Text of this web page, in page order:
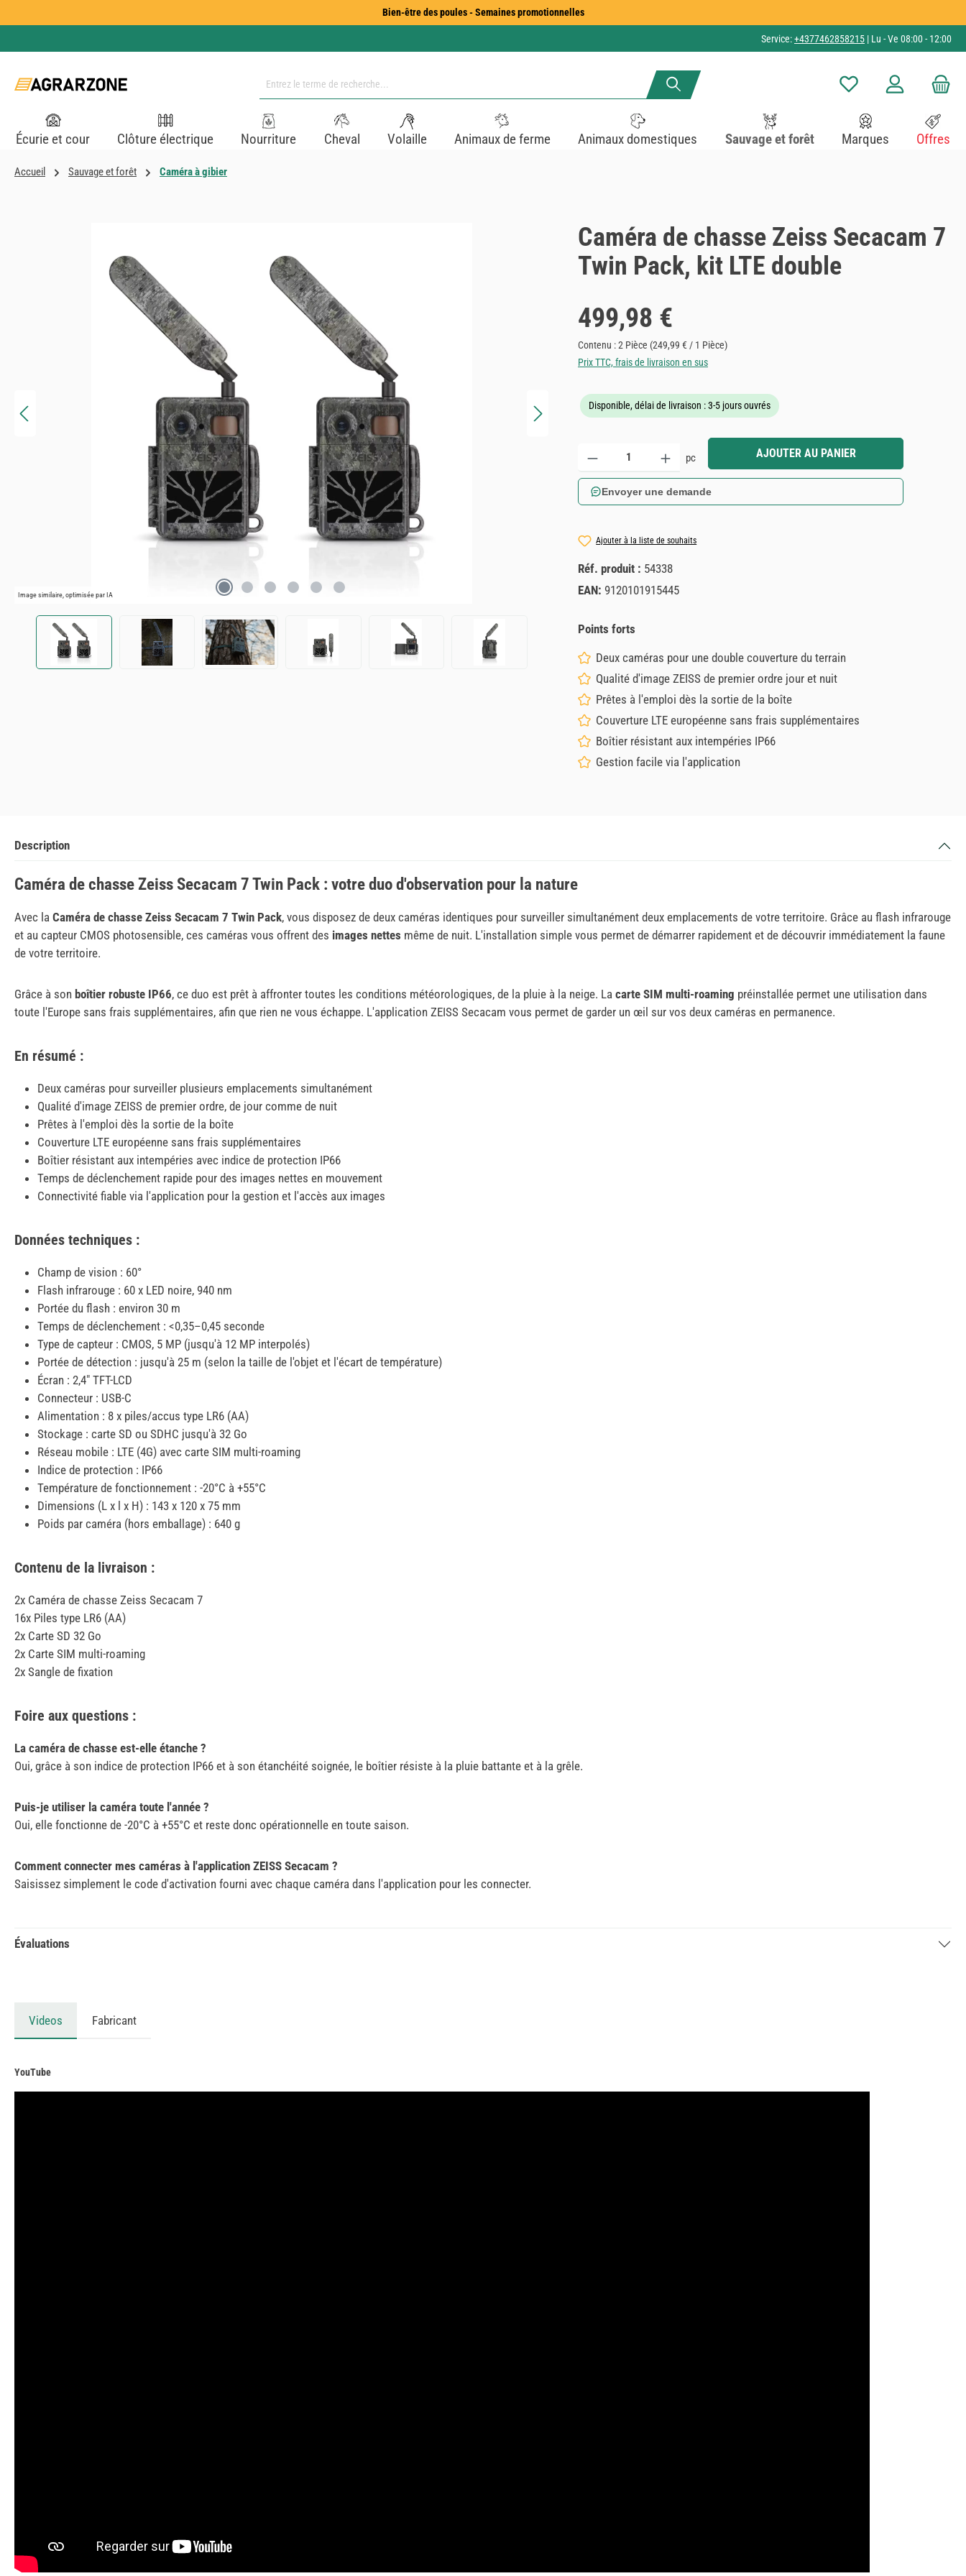
Bien-être des poules - Semaines promotionnelles
Service:+4377462858215 | Lu - Ve 08:00 - 12:00
Vous avez 0 articles dans
Écurie et cour Clôture électrique Nourriture Cheval Volaille Animaux de ferme Animaux domestiques Sauvage et forêt Marques Offres
Accueil Sauvage et forêt Caméra à gibier
Image similaire, optimisée par IA
Caméra de chasse Zeiss Secacam 7
Twin Pack, kit LTE double
Prix régulier :
499,98 €
Contenu :2 Pièce (249,99 € / 1 Pièce)
Prix TTC, frais de livraison en sus
Disponible, délai de livraison : 3-5 jours ouvrés
Quantité de produit : Entrez la quantité souhaitée ou utilisez les boutons pour augmenter ou
pc AJOUTER AU PANIER
Envoyer une demande
Ajouter à la liste de souhaits
Réf. produit : 54338
EAN: 9120101915445
Points forts
Deux caméras pour une double couverture du terrain
Qualité d'image ZEISS de premier ordre jour et nuit
Prêtes à l'emploi dès la sortie de la boîte
Couverture LTE européenne sans frais supplémentaires
Boîtier résistant aux intempéries IP66
Gestion facile via l'application
Description
Caméra de chasse Zeiss Secacam 7 Twin Pack : votre duo d'observation pour la nature
Avec la Caméra de chasse Zeiss Secacam 7 Twin Pack, vous disposez de deux caméras identiques pour surveiller simultanément deux emplacements de votre territoire. Grâce au flash infrarouge
et au capteur CMOS photosensible, ces caméras vous offrent des images nettes même de nuit. L'installation simple vous permet de démarrer rapidement et de découvrir immédiatement la faune
de votre territoire.
Grâce à son boîtier robuste IP66, ce duo est prêt à affronter toutes les conditions météorologiques, de la pluie à la neige. La carte SIM multi-roaming préinstallée permet une utilisation dans
toute l'Europe sans frais supplémentaires, afin que rien ne vous échappe. L'application ZEISS Secacam vous permet de garder un œil sur vos deux caméras en permanence.
En résumé :
Deux caméras pour surveiller plusieurs emplacements simultanément
Qualité d'image ZEISS de premier ordre, de jour comme de nuit
Prêtes à l'emploi dès la sortie de la boîte
Couverture LTE européenne sans frais supplémentaires
Boîtier résistant aux intempéries avec indice de protection IP66
Temps de déclenchement rapide pour des images nettes en mouvement
Connectivité fiable via l'application pour la gestion et l'accès aux images
Données techniques :
Champ de vision : 60°
Flash infrarouge : 60 x LED noire, 940 nm
Portée du flash : environ 30 m
Temps de déclenchement : <0,35–0,45 seconde
Type de capteur : CMOS, 5 MP (jusqu'à 12 MP interpolés)
Portée de détection : jusqu'à 25 m (selon la taille de l'objet et l'écart de température)
Écran : 2,4" TFT-LCD
Connecteur : USB-C
Alimentation : 8 x piles/accus type LR6 (AA)
Stockage : carte SD ou SDHC jusqu'à 32 Go
Réseau mobile : LTE (4G) avec carte SIM multi-roaming
Indice de protection : IP66
Température de fonctionnement : -20°C à +55°C
Dimensions (L x l x H) : 143 x 120 x 75 mm
Poids par caméra (hors emballage) : 640 g
Contenu de la livraison :
2x Caméra de chasse Zeiss Secacam 7
16x Piles type LR6 (AA)
2x Carte SD 32 Go
2x Carte SIM multi-roaming
2x Sangle de fixation
Foire aux questions :
La caméra de chasse est-elle étanche ?
Oui, grâce à son indice de protection IP66 et à son étanchéité soignée, le boîtier résiste à la pluie battante et à la grêle.
Puis-je utiliser la caméra toute l'année ?
Oui, elle fonctionne de -20°C à +55°C et reste donc opérationnelle en toute saison.
Comment connecter mes caméras à l'application ZEISS Secacam ?
Saisissez simplement le code d'activation fourni avec chaque caméra dans l'application pour les connecter.
Évaluations
Videos Fabricant
YouTube